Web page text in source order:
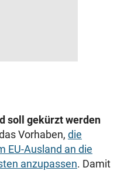
soll gekürzt werden
Vorhaben, die
EU-Ausland an die
anzupassen. Damit